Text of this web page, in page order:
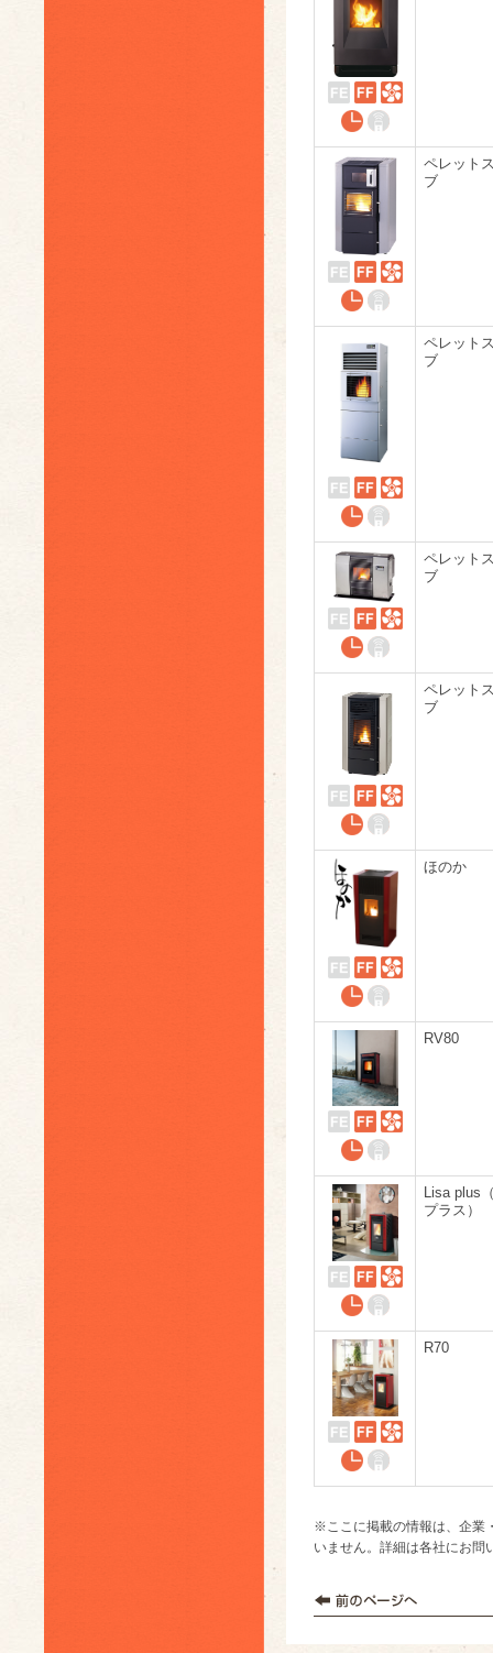
ペレット
ブ
ペレット
ブ
ペレット
ブ
ペレット
ブ
ほのか
RV80
Lisa plus
プラス）
R70
※ここに掲載の情報は、企業
いません。詳細は各社にお問